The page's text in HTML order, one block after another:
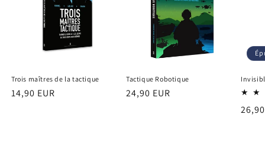
Trois maîtres de la tactique
Prix
14,90 EUR
Tactique Robotique
Prix
24,90 EUR
Prix